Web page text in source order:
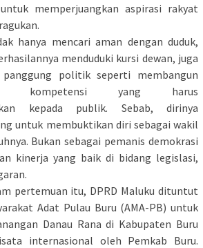
memperjuangkan aspirasi rakyat
hanya mencari aman dengan duduk,
menduduki kursi dewan, juga
politik seperti membangun
kompetensi yang harus
kepada publik. Sebab, dirinya
untuk membuktikan diri sebagai wakil
Bukan sebagai pemanis demokrasi
kinerja yang baik di bidang legislasi,
pertemuan itu, DPRD Maluku dituntut
Adat Pulau Buru (AMA-PB) untuk
Danau Rana di Kabupaten Buru
internasional oleh Pemkab Buru.